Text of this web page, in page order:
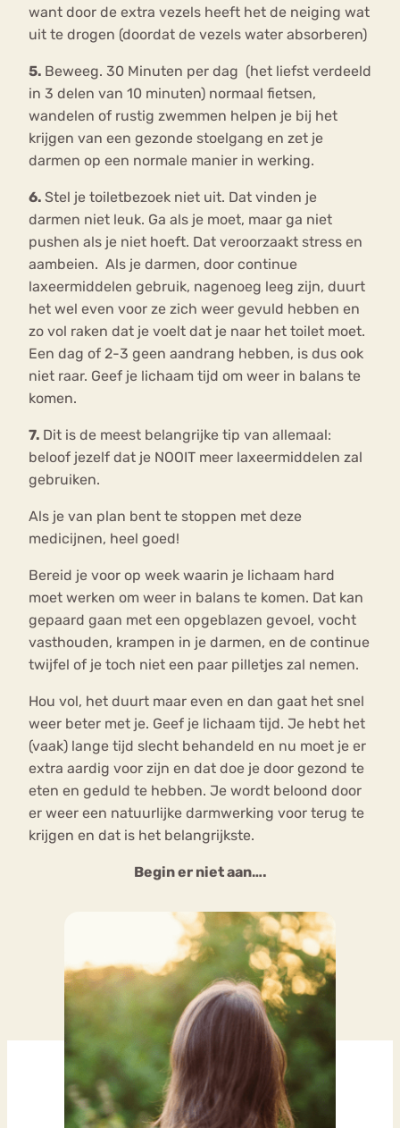
want door de extra vezels heeft het de neiging wat
uit te drogen (doordat de vezels water absorberen)
5. Beweeg. 30 Minuten per dag (het liefst verdeeld
in 3 delen van 10 minuten) normaal fietsen,
wandelen of rustig zwemmen helpen je bij het
krijgen van een gezonde stoelgang en zet je
darmen op een normale manier in werking.
6. Stel je toiletbezoek niet uit. Dat vinden je
darmen niet leuk. Ga als je moet, maar ga niet
pushen als je niet hoeft. Dat veroorzaakt stress en
aambeien. Als je darmen, door continue
laxeermiddelen gebruik, nagenoeg leeg zijn, duurt
het wel even voor ze zich weer gevuld hebben en
zo vol raken dat je voelt dat je naar het toilet moet.
Een dag of 2-3 geen aandrang hebben, is dus ook
niet raar. Geef je lichaam tijd om weer in balans te
komen.
7. Dit is de meest belangrijke tip van allemaal:
beloof jezelf dat je NOOIT meer laxeermiddelen zal
gebruiken.
Als je van plan bent te stoppen met deze
medicijnen, heel goed!
Bereid je voor op week waarin je lichaam hard
moet werken om weer in balans te komen. Dat kan
gepaard gaan met een opgeblazen gevoel, vocht
vasthouden, krampen in je darmen, en de continue
twijfel of je toch niet een paar pilletjes zal nemen.
Hou vol, het duurt maar even en dan gaat het snel
weer beter met je. Geef je lichaam tijd. Je hebt het
(vaak) lange tijd slecht behandeld en nu moet je er
extra aardig voor zijn en dat doe je door gezond te
eten en geduld te hebben. Je wordt beloond door
er weer een natuurlijke darmwerking voor terug te
krijgen en dat is het belangrijkste.
Begin er niet aan….